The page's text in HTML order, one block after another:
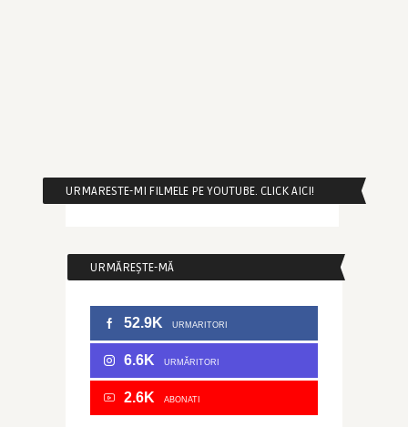
URMARESTE-MI FILMELE PE YOUTUBE. CLICK AICI!
URMĂREȘTE-MĂ
52.9K URMARITORI
6.6K URMĂRITORI
2.6K ABONATI